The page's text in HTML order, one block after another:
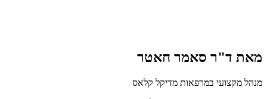
מאת ד"ר סאמר חאטר
מנהל מקצועי במרפאות מדיקל קלאס